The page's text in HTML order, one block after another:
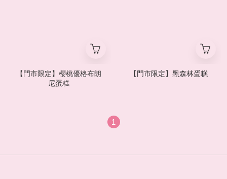
【門市限定】櫻桃優格布朗
尼蛋糕
【門市限定】黑森林蛋糕
1